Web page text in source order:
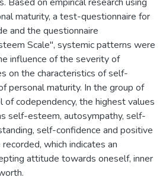
maturity, a test-questionnaire for
and the questionnaire
Scale", systemic patterns were
influence of the severity of
on the characteristics of self-
personal maturity. In the group of
codependency, the highest values
self-esteem, autosympathy, self-
self-confidence and positive
which indicates an
attitude towards oneself, inner